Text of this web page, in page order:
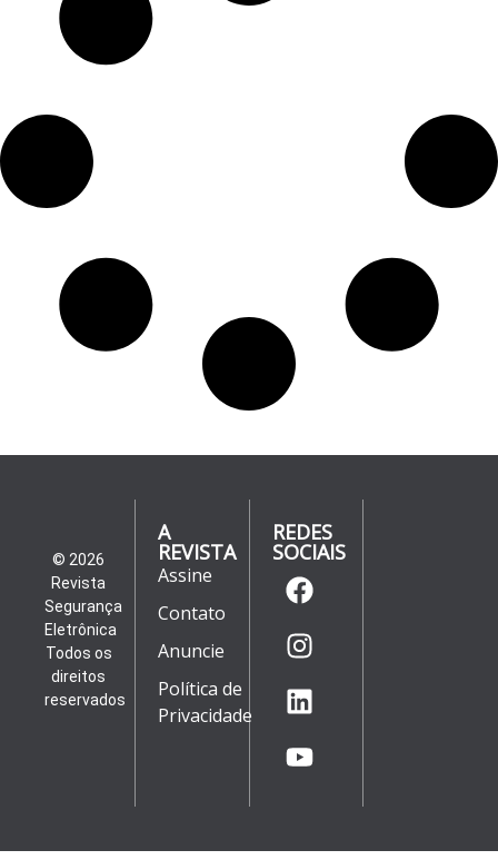
© 2026
Revista
Segurança
Eletrônica
Todos os
direitos
reservados
A
REVISTA
Assine
Contato
Anuncie
Política de
Privacidade
REDES
SOCIAIS